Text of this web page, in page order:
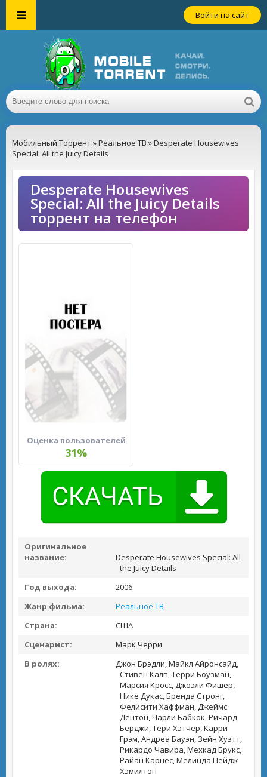
Войти на сайт
Мобильный Торрент»Реальное ТВ » Desperate Housewives
Special: All the Juicy Details
Desperate Housewives
Special: All the Juicy Details
торрент на телефон
Оценка пользователей
31%
Оригинальное
название:
Desperate Housewives Special: All
the Juicy Details
Год выхода:
2006
Жанр фильма:
Реальное ТВ
Страна:
США
Сценарист:
Марк Черри
В ролях:
Джон Брэдли, Майкл Айронсайд,
Стивен Калп, Терри Боузман,
Марсия Кросс, Джоэли Фишер,
Нике Дукас, Бренда Стронг,
Фелисити Хаффман, Джеймс
Дентон, Чарли Бабкок, Ричард
Берджи, Тери Хэтчер, Карри
Грэм, Андреа Бауэн, Зейн Хуэтт,
Рикардо Чавира, Мехкад Брукс,
Райан Карнес, Мелинда Пейдж
Хэмилтон